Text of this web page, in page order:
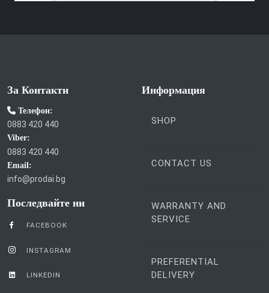
За Контакти
Телефон:
0883 420 440
Viber:
0883 420 440
Email:
info@prodai.bg
Последвайте ни
FACEBOOK
INSTAGRAM
LINKEDIN
Информация
SHOP
CONTACT US
WARRANTY AND
SERVICE
PREFERENTIAL
DELIVERY